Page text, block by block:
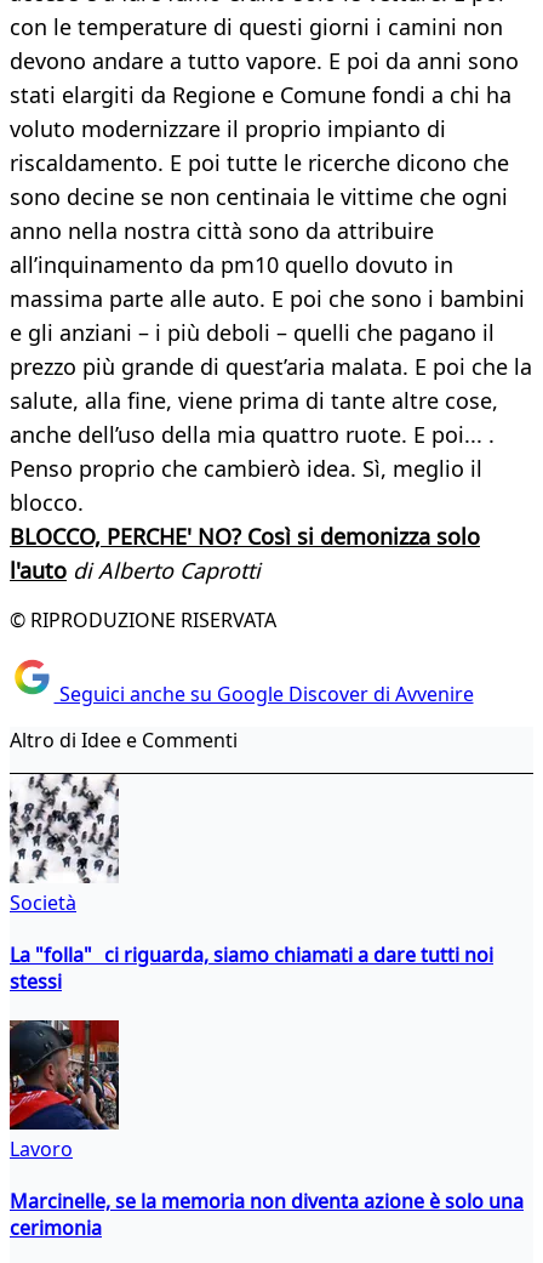
con le temperature di questi giorni i camini non
devono andare a tutto vapore. E poi da anni sono
stati elargiti da Regione e Comune fondi a chi ha
voluto modernizzare il proprio impianto di
riscaldamento. E poi tutte le ricerche dicono che
sono decine se non centinaia le vittime che ogni
anno nella nostra città sono da attribuire
all’inquinamento da pm10 quello dovuto in
massima parte alle auto. E poi che sono i bambini
e gli anziani – i più deboli – quelli che pagano il
prezzo più grande di quest’aria malata. E poi che la
salute, alla fine, viene prima di tante altre cose,
anche dell’uso della mia quattro ruote. E poi... .
Penso proprio che cambierò idea. Sì, meglio il
blocco.
BLOCCO, PERCHE' NO? Così si demonizza solo
l'auto di Alberto Caprotti
© RIPRODUZIONE RISERVATA
Seguici anche su Google Discover di Avvenire
Altro di Idee e Commenti
Società
La "folla" ci riguarda, siamo chiamati a dare tutti noi
stessi
Lavoro
Marcinelle, se la memoria non diventa azione è solo una
cerimonia